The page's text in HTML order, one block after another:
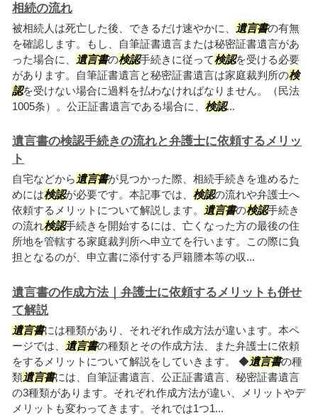
相続の流れ
被相続人は死亡した後、できるだけ速やかに、 遺言書の有無
を確認します。もし、自筆証書遺言または秘密証書遺言があ
った場合に、
遺言書の検認手続きに従って検認を受ける必要
があります。自筆証書遺言と秘密証書遺言は家庭裁判所の検
認を受けない場合に過料を払わなければなりません。（民法
1005条）。公正証書遺言である場合に、 検認...
遺言書の検認手続きの流れと弁護士に依頼するメリッ
ト
自宅などから 遺言書が見つかった際、相続手続きを進めるた
めには検認が必要です。本記事では、 検認の流れや弁護士へ
依頼するメリットについて解説します。
遺言書の検認手続き
の流れ検認手続きを開始するには、亡くなった方の最後の住
所地を管轄する家庭裁判所へ申立てを行います。この際に負
担となるのが、申立書に添付する戸籍謄本等の収...
遺言書の作成方法｜弁護士に依頼するメリットも併せ
て解説
遺言書には種類があり、それぞれ作成方法が違います。本ペ
ージでは、
遺言書の種類とその作成方法、また弁護士に依頼
をするメリットについて解説をしていきます。 ◆遺言書の種
類遺言書には、自筆証書遺言、公正証書遺言、秘密証書遺言
の3種類があります。それぞれ作成方法が違い、メリットやデ
メリットも変わってきます。それでは1つ1...